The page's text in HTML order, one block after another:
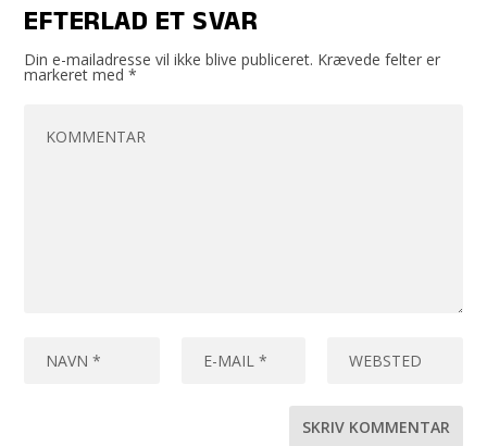
EFTERLAD ET SVAR
Din e-mailadresse vil ikke blive publiceret. Krævede felter er
markeret med*